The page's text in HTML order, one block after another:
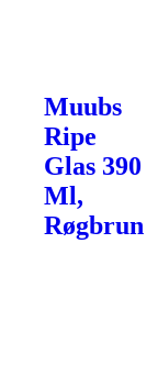
Muubs
Ripe
Glas 390
Ml,
Røgbrun